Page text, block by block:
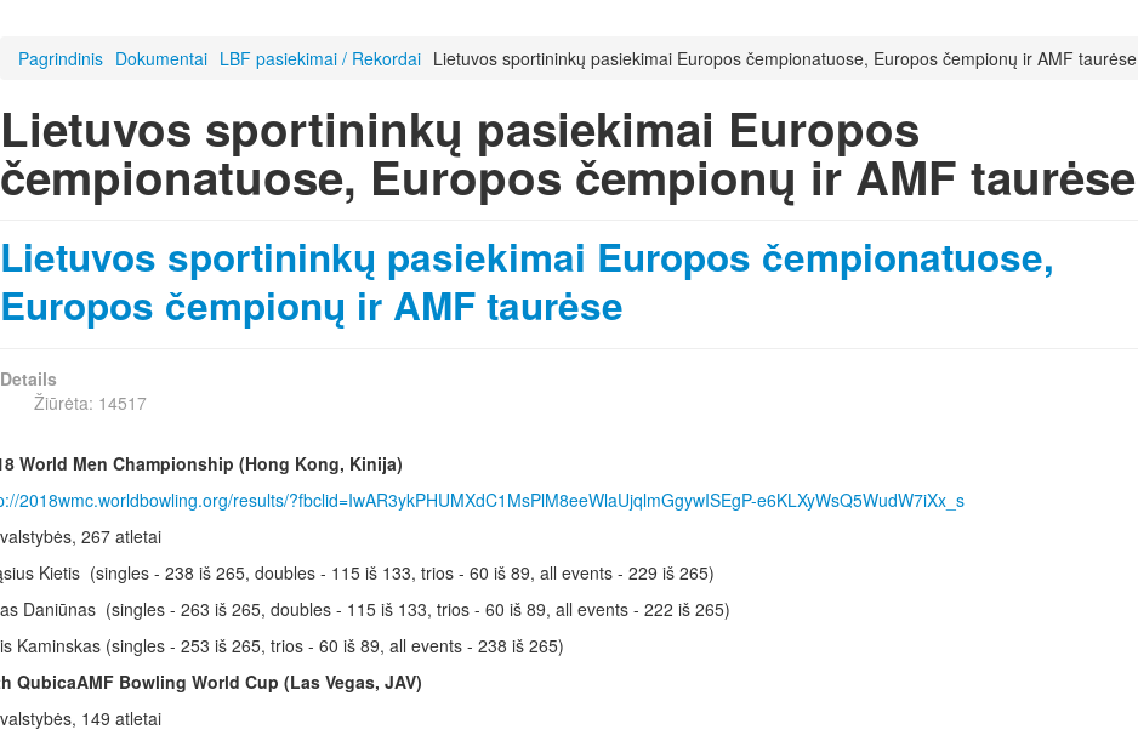
Pagrindinis Dokumentai LBF pasiekimai / Rekordai Lietuvos sportininkų pasiekimai Europos čempionatuose, Europos čempionų ir AMF taurėse
Lietuvos sportininkų pasiekimai Europos
čempionatuose, Europos čempionų ir AMF taurėse
Lietuvos sportininkų pasiekimai Europos čempionatuose,
Europos čempionų ir AMF taurėse
Details
Žiūrėta: 14517
World Men Championship (Hong Kong, Kinija)
2018wmc.worldbowling.org/results/?fbclid=IwAR3ykPHUMXdC1MsPlM8eeWlaUjqlmGgywISEgP-e6KLXyWsQ5WudW7iXx_s
267 atletai
Kietis (singles - 238 iš 265, doubles - 115 iš 133, trios - 60 iš 89, all events - 229 iš 265)
Daniūnas (singles - 263 iš 265, doubles - 115 iš 133, trios - 60 iš 89, all events - 222 iš 265)
Kaminskas (singles - 253 iš 265, trios - 60 iš 89, all events - 238 iš 265)
QubicaAMF Bowling World Cup (Las Vegas, JAV)
149 atletai